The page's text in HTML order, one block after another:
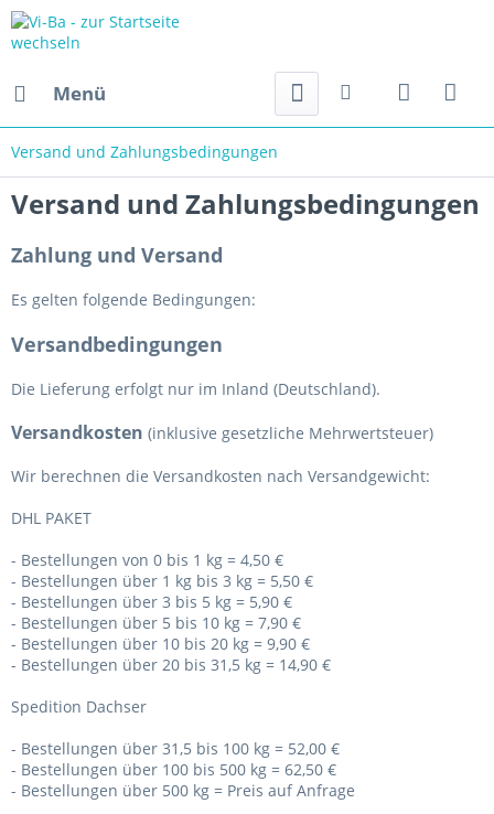
Menü
Versand und Zahlungsbedingungen
Versand und Zahlungsbedingungen
Zahlung und Versand
Es gelten folgende Bedingungen:
Versandbedingungen
Die Lieferung erfolgt nur im Inland (Deutschland).
Versandkosten (inklusive gesetzliche Mehrwertsteuer)
Wir berechnen die Versandkosten nach Versandgewicht:
DHL PAKET
- Bestellungen von 0 bis 1 kg = 4,50 €
- Bestellungen über 1 kg bis 3 kg = 5,50 €
- Bestellungen über 3 bis 5 kg = 5,90 €
- Bestellungen über 5 bis 10 kg = 7,90 €
- Bestellungen über 10 bis 20 kg = 9,90 €
- Bestellungen über 20 bis 31,5 kg = 14,90 €
Spedition Dachser
- Bestellungen über 31,5 bis 100 kg = 52,00 €
- Bestellungen über 100 bis 500 kg = 62,50 €
- Bestellungen über 500 kg = Preis auf Anfrage